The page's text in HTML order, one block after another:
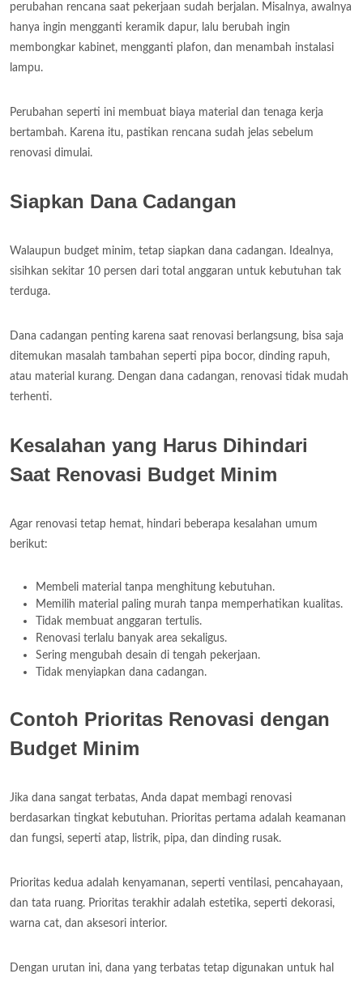
perubahan rencana saat pekerjaan sudah berjalan. Misalnya, awalnya
hanya ingin mengganti keramik dapur, lalu berubah ingin
membongkar kabinet, mengganti plafon, dan menambah instalasi
lampu.
Perubahan seperti ini membuat biaya material dan tenaga kerja
bertambah. Karena itu, pastikan rencana sudah jelas sebelum
renovasi dimulai.
Siapkan Dana Cadangan
Walaupun budget minim, tetap siapkan dana cadangan. Idealnya,
sisihkan sekitar 10 persen dari total anggaran untuk kebutuhan tak
terduga.
Dana cadangan penting karena saat renovasi berlangsung, bisa saja
ditemukan masalah tambahan seperti pipa bocor, dinding rapuh,
atau material kurang. Dengan dana cadangan, renovasi tidak mudah
terhenti.
Kesalahan yang Harus Dihindari
Saat Renovasi Budget Minim
Agar renovasi tetap hemat, hindari beberapa kesalahan umum
berikut:
Membeli material tanpa menghitung kebutuhan.
Memilih material paling murah tanpa memperhatikan kualitas.
Tidak membuat anggaran tertulis.
Renovasi terlalu banyak area sekaligus.
Sering mengubah desain di tengah pekerjaan.
Tidak menyiapkan dana cadangan.
Contoh Prioritas Renovasi dengan
Budget Minim
Jika dana sangat terbatas, Anda dapat membagi renovasi
berdasarkan tingkat kebutuhan. Prioritas pertama adalah keamanan
dan fungsi, seperti atap, listrik, pipa, dan dinding rusak.
Prioritas kedua adalah kenyamanan, seperti ventilasi, pencahayaan,
dan tata ruang. Prioritas terakhir adalah estetika, seperti dekorasi,
warna cat, dan aksesori interior.
Dengan urutan ini, dana yang terbatas tetap digunakan untuk hal